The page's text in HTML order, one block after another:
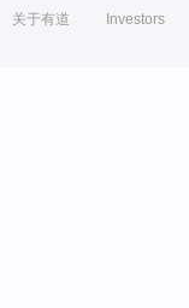
关于有道 Investors